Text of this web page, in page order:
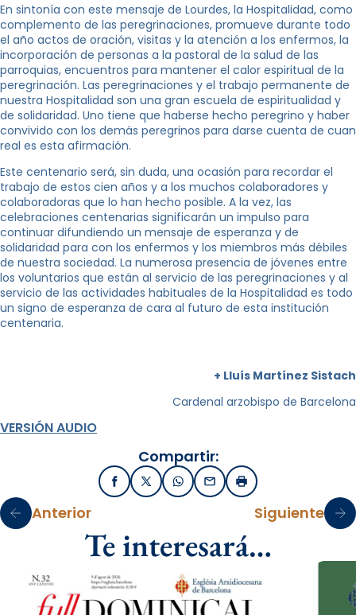
En sintonía con este mensaje de Lourdes, la Hospitalidad, como
complemento de las peregrinaciones, promueve durante todo
el año actos de oración, visitas y la atención a los enfermos, la
incorporación de personas a la pastoral de la salud de las
parroquias, encuentros para mantener el calor espiritual de la
peregrinación. Las peregrinaciones y el trabajo permanente de
nuestra Hospitalidad son una gran escuela de espiritualidad y
de solidaridad. Uno tiene que haberse hecho peregrino y haber
convivido con los demás peregrinos para darse cuenta de cuan
real es esta afirmación.
Este centenario será, sin duda, una ocasión para recordar el
trabajo de estos cien años y a los muchos colaboradores y
colaboradoras que lo han hecho posible. A la vez, las
celebraciones centenarias significarán un impulso para
continuar difundiendo un mensaje de esperanza y de
solidaridad para con los enfermos y los miembros más débiles
de nuestra sociedad. La numerosa presencia de jóvenes entre
los voluntarios que están al servicio de las peregrinaciones y al
servicio de las actividades habituales de la Hospitalidad es todo
un signo de esperanza de cara al futuro de esta institución
centenaria.
+ Lluís Martínez Sistach
Cardenal arzobispo de Barcelona
VERSIÓN AUDIO
Compartir:
FacebookX / TwitterWhatsApp
EmailImprimir
Anterior Siguiente
Te interesará…